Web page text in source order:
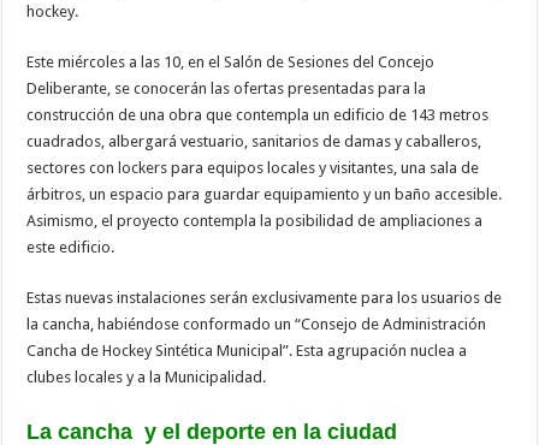
hockey.
Este miércoles a las 10, en el Salón de Sesiones del Concejo
Deliberante, se conocerán las ofertas presentadas para la
construcción de una obra que contempla un edificio de 143 metros
cuadrados, albergará vestuario, sanitarios de damas y caballeros,
sectores con lockers para equipos locales y visitantes, una sala de
árbitros, un espacio para guardar equipamiento y un baño accesible.
Asimismo, el proyecto contempla la posibilidad de ampliaciones a
este edificio.
Estas nuevas instalaciones serán exclusivamente para los usuarios de
la cancha, habiéndose conformado un “Consejo de Administración
Cancha de Hockey Sintética Municipal”. Esta agrupación nuclea a
clubes locales y a la Municipalidad.
La cancha y el deporte en la ciudad